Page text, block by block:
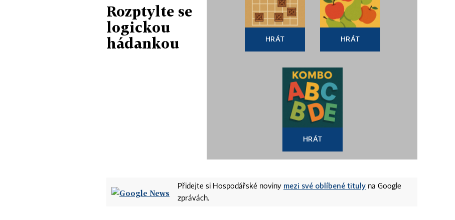
Rozptylte se
logickou
hádankou
HRÁT HRÁT
HRÁT
Přidejte si Hospodářské noviny mezi své oblíbené tituly na Google
zprávách.